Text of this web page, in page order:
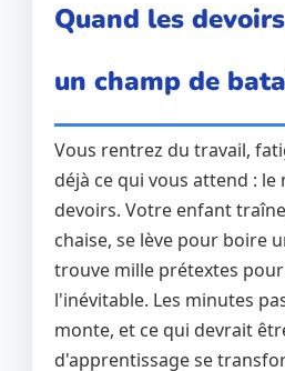
Quand les
un champ de
Vous rentrez du travail,
déjà ce qui vous attend : le
devoirs. Votre enfant
chaise, se lève pour boire
trouve mille prétextes
l'inévitable. Les minutes
monte, et ce qui devrait
d'apprentissage se